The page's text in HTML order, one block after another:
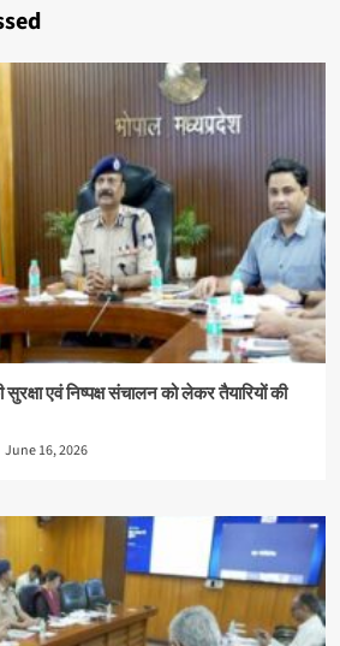
एवं निष्पक्ष संचालन को लेकर तैयारियों की
June 16, 2026